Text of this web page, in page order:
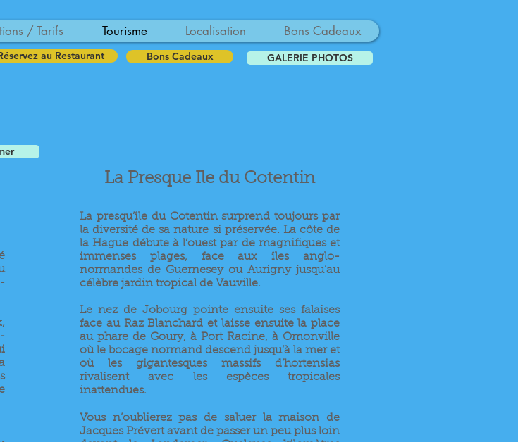
/ Tarifs Tourisme Localisation Bons Cadeaux
au Restaurant Bons Cadeaux GALERIE PHOTOS
La Presque Ile du Cotentin
La presqu’île du Cotentin surprend toujours par
la diversité de sa nature si préservée. La côte de
la Hague débute à l’ouest par de magnifiques et
immenses plages, face aux îles anglo-
normandes de Guernesey ou Aurigny jusqu’au
célèbre jardin tropical de Vauville.
Le nez de Jobourg pointe ensuite ses falaises
face au Raz Blanchard et laisse ensuite la place
au phare de Goury, à Port Racine, à Omonville
où le bocage normand descend jusqu’à la mer et
où les gigantesques massifs d’hortensias
rivalisent avec les espèces tropicales
inattendues.
Vous n’oublierez pas de saluer la maison de
Jacques Prévert avant de passer un peu plus loin